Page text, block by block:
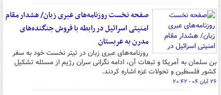
صفحه نخست روزنامه‌های عبری زبان/ هشدار مقام
امنیتی اسرائیل در رابطه با فروش جنگنده‌های
مدرن به عربستان
روزنامه‌های عبری زبان در تیتر نخست خود به سفر
بن سلمان به آمریکا و تبعات آن، ادامه نگرانی سران رژیم از مسئله تشکیل
کشور فلسطین و تحولات غزه اشاره کردند.
۲۶ آبان ۰۴ - ۲۰:۴۲